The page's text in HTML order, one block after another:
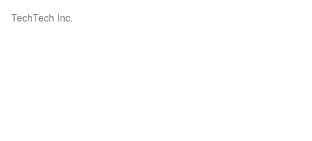
TechTech Inc.